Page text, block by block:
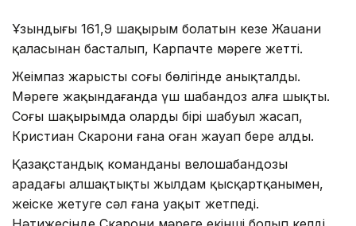
Ұзындығы 161,9 шақырым болатын кезең Жаuани
қаласынан басталып, Карпачте мәреге жетті.
Жеңімпаз жарыстың соңғы бөлігінде анықталды.
Мәреге жақындағанда үш шабандоз алға шықты.
Соңғы шақырымда олардың бірі шабуыл жасап,
Кристиан Скарони ғана оған жауап бере алды.
Қазақстандық команданың велошабандозы
арадағы алшақтықты жылдам қысқартқанымен,
жеңіске жетуге сәл ғана уақыт жетпеді.